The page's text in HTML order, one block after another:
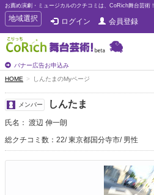
お薦め演劇・ミュージカルのクチコミは、CoRich舞台芸術！
T
o
g
g
e
n
a
v
i
g
t
i
地域選択 ログイン 会員登録
バナー広告お申込み
HOME しんたまのMyページ
メンバー しんたま
氏名： 渡辺 伸一朗
総クチコミ数：22 東京都国分寺市 男性